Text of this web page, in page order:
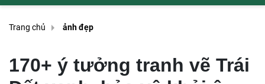
Trang chủ ảnh đẹp
170+ ý tưởng tranh vẽ Trái